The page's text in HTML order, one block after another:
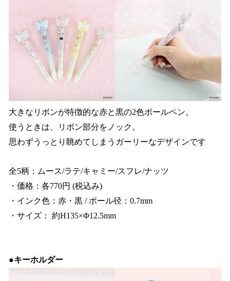
大きなリボンが特徴的な赤と黒の2色ボールペン。
使うときは、リボン部分をノック。
思わずうっとり眺めてしまうガーリーなデザインです
全5柄：ムース/ラテ/キャミー/スフレ/ナッツ
・価格：各770円 (税込み)
・インク色：赤・黒 / ボール径：0.7mm
・サイズ： 約H135×Φ12.5mm
●キーホルダー